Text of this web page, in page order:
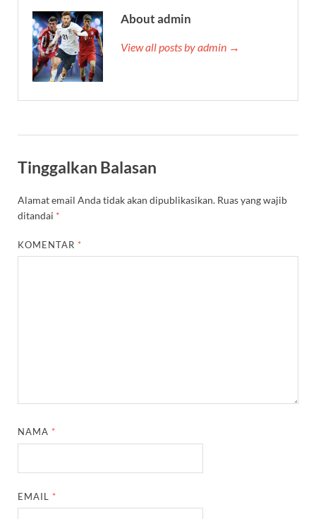
About admin
View all posts by admin →
Tinggalkan Balasan
Alamat email Anda tidak akan dipublikasikan. Ruas yang wajib
ditandai *
KOMENTAR *
NAMA *
EMAIL *